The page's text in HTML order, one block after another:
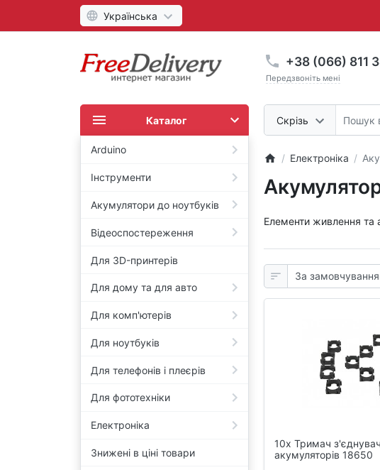
Українська
+38 (066) 811
Передзвоніть мені
Скрізь
Каталог
Arduino
Інструменти
Акумулятори до ноутбуків
Відеоспостереження
Для 3D-принтерів
Для дому та для авто
Для комп'ютерів
Для ноутбуків
Для телефонів і плеєрів
Для фототехніки
Електроніка
Знижені в ціні товари
Електроніка
Елементи живлення та
10x Тримач
акумуляторів 18650